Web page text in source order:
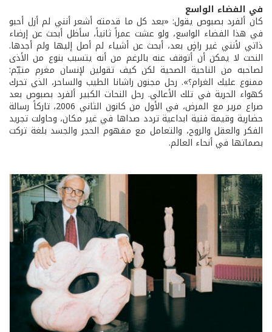
في الفضاء الواسع
كان ألفرد بصبوص يقول: «بعد كل ما قدمته أشعر أنني لم أزل أحبو
في هذا الفضاء الواسع، ولو عشت عمراً ثانياً، سأظل أبحث عن إرضاء
ذاتي لأنني غير راضٍ بعد، أبحث عن أشياء لم أصل إليها ولم أجدها.
النحت لا يمكن أن أتوقف عنه بالرغم من أنه يتسبب بنوع من الأذى
لصاحبه من الناحية الصحية لكن كيف تقولين لإنسان مغرم متيّم:
ممنوع عليك الغرام؟». رحل مجنون راشانا الطيب والساحر، الذي تحرك
كهواء الحرية في تلك الأعالي. رحل النحات الكبير ألفرد بصبوص بعد
صراع مرير مع المرض، في الأول من كانون الثاني 2006، تاركاً رسالة
حضارية وقيمة فنية ابداعية تردد صداها في غير مكان، وحاولت تجريد
الفكر والعقل والروح، والتعامل مع مفهوم الحجر والجسد بلغة تركت
بصماتها في أنحاء العالم.